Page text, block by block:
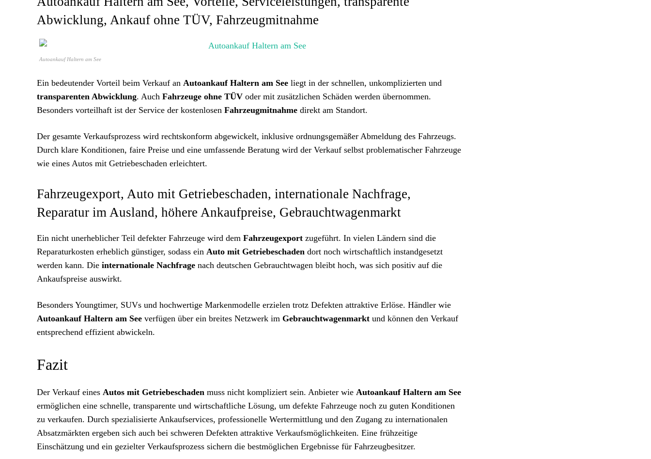
Abwicklung, Ankauf ohne TÜV, Fahrzeugmitnahme
Autoankauf Haltern am See
Ein bedeutender Vorteil beim Verkauf an Autoankauf Haltern am See liegt in der schnellen, unkomplizierten und
transparenten Abwicklung. Auch Fahrzeuge ohne TÜV oder mit zusätzlichen Schäden werden übernommen.
Besonders vorteilhaft ist der Service der kostenlosen Fahrzeugmitnahme direkt am Standort.
Der gesamte Verkaufsprozess wird rechtskonform abgewickelt, inklusive ordnungsgemäßer Abmeldung des Fahrzeugs.
Durch klare Konditionen, faire Preise und eine umfassende Beratung wird der Verkauf selbst problematischer Fahrzeuge
wie eines Autos mit Getriebeschaden erleichtert.
Fahrzeugexport, Auto mit Getriebeschaden, internationale Nachfrage,
Reparatur im Ausland, höhere Ankaufpreise, Gebrauchtwagenmarkt
Ein nicht unerheblicher Teil defekter Fahrzeuge wird dem Fahrzeugexport zugeführt. In vielen Ländern sind die
Reparaturkosten erheblich günstiger, sodass ein Auto mit Getriebeschaden dort noch wirtschaftlich instandgesetzt
werden kann. Die internationale Nachfrage nach deutschen Gebrauchtwagen bleibt hoch, was sich positiv auf die
Ankaufspreise auswirkt.
Besonders Youngtimer, SUVs und hochwertige Markenmodelle erzielen trotz Defekten attraktive Erlöse. Händler wie
Autoankauf Haltern am See verfügen über ein breites Netzwerk im Gebrauchtwagenmarkt und können den Verkauf
entsprechend effizient abwickeln.
Fazit
Der Verkauf eines Autos mit Getriebeschaden muss nicht kompliziert sein. Anbieter wie Autoankauf Haltern am See
ermöglichen eine schnelle, transparente und wirtschaftliche Lösung, um defekte Fahrzeuge noch zu guten Konditionen
zu verkaufen. Durch spezialisierte Ankaufservices, professionelle Wertermittlung und den Zugang zu internationalen
Absatzmärkten ergeben sich auch bei schweren Defekten attraktive Verkaufsmöglichkeiten. Eine frühzeitige
Einschätzung und ein gezielter Verkaufsprozess sichern die bestmöglichen Ergebnisse für Fahrzeugbesitzer.